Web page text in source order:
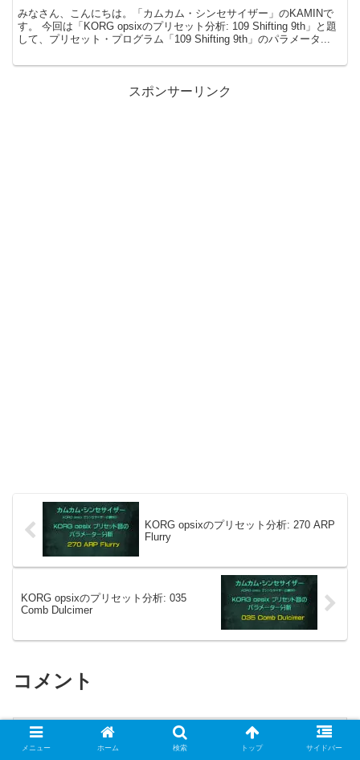
みなさん、こんにちは。「カムカム・シンセサイザー」のKAMINで
す。 今回は「KORG opsixのプリセット分析: 109 Shifting 9th」と題
して、プリセット・プログラム「109 Shifting 9th」のパラメータ...
スポンサーリンク
KORG opsixのプリセット分析: 270 ARP
Flurry
KORG opsixのプリセット分析: 035
Comb Dulcimer
コメント
コメントを書き込む
メニュー ホーム 検索 トップ サイドバー